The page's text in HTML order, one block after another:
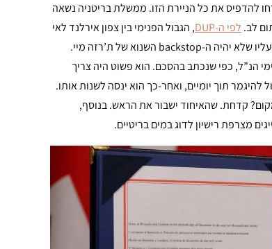
להדפיס את כל הניירת הזו. ממשלת בריטניה נשאה
לפי ה-DUP
, הגבול הפנימי בין צפון אירלנד לאי
הבריטי מהווה את העוגן של הסכם היציאה כי זה מה שבוריס ג’ונסון היה יכול לחשוב עליו שלא יהיה ה-backstop השנוא של ת’רזה מיי.
הנ”ל, כפי שנכתב בהסכם. הוא פשוט היה צריך
להיגמר תוך יומיים, ואחר-כך הוא ינסה לשנות אותו.
קדחת. שהאיחוד ישבור את הראש. בנוסף,
מצרפת רישיון לדוג במים בריטיים.